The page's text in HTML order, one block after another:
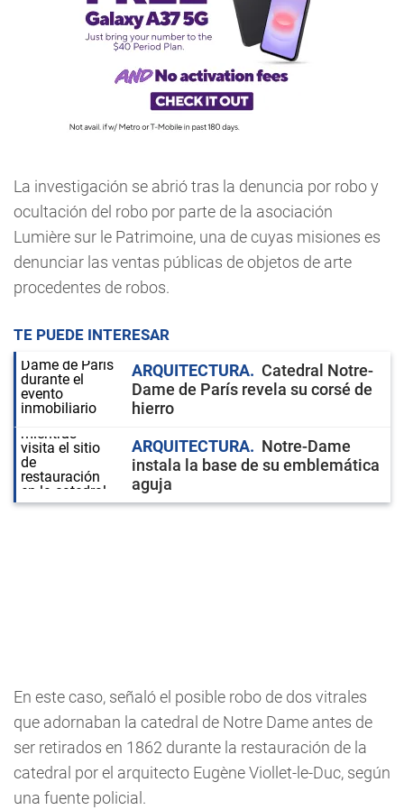
La investigación se abrió tras la denuncia por robo y
ocultación del robo por parte de la asociación
Lumière sur le Patrimoine, una de cuyas misiones es
denunciar las ventas públicas de objetos de arte
procedentes de robos.
TE PUEDE INTERESAR
ARQUITECTURA
Catedral Notre-
Dame de París revela su corsé de
hierro
ARQUITECTURA
Notre-Dame
instala la base de su emblemática
aguja
En este caso, señaló el posible robo de dos vitrales
que adornaban la catedral de Notre Dame antes de
ser retirados en 1862 durante la restauración de la
catedral por el arquitecto Eugène Viollet-le-Duc, según
una fuente policial.